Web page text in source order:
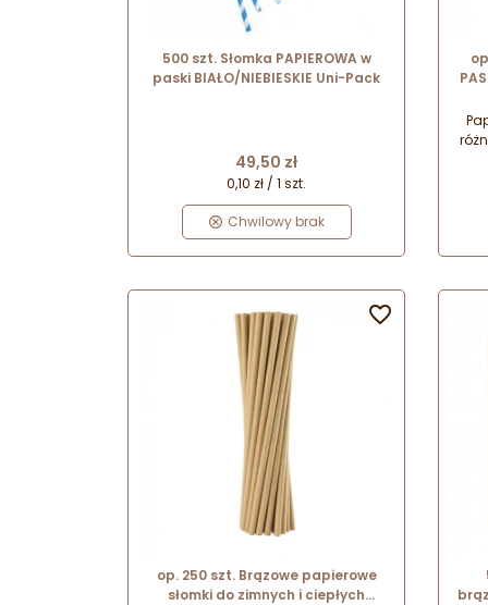
500 szt. Słomka PAPIEROWA w
paski BIAŁO/NIEBIESKIE Uni-Pack
Cena
49,50 zł
0,10 zł / 1 szt.
Chwilowy brak
op. 250 szt. Brązowe papierowe
słomki do zimnych i ciepłych
